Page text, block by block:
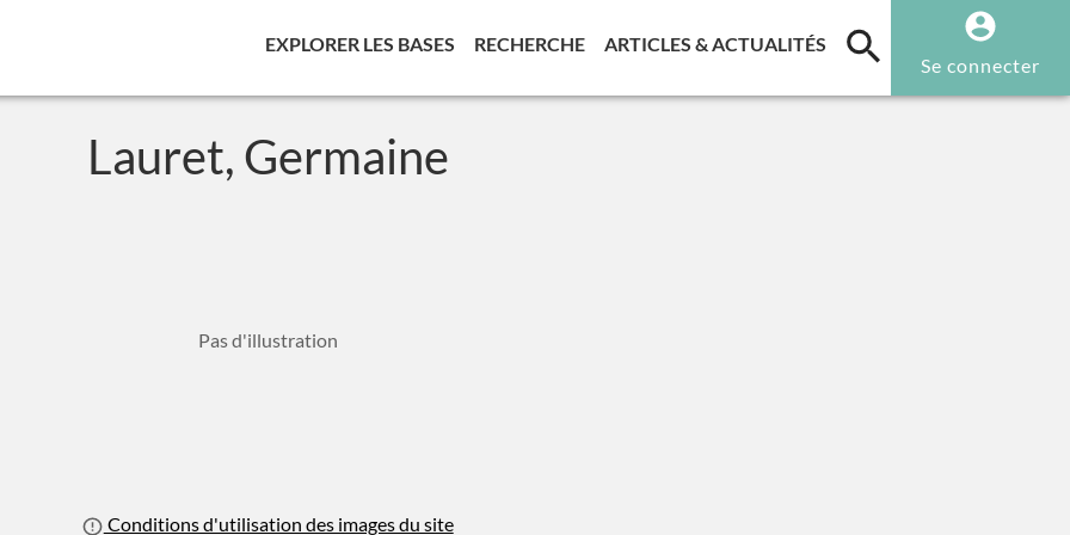
EXPLORER LES BASES (CURRENT)
RECHERCHE(CURRENT)
ARTICLES & ACTUALITÉS (CURRENT)
Se connecter
Lauret, Germaine
Pas d'illustration
Conditions d'utilisation des images du site